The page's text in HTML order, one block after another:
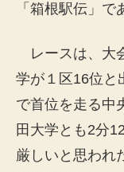
「箱根駅伝」で
レースは、大
学が１区16位と
で首位を走る中
田大学とも2分
厳しいと思われ